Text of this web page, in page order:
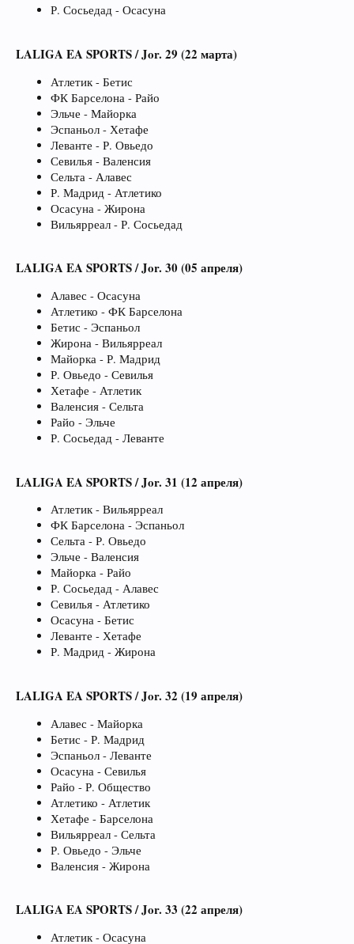
Р. Сосьедад - Осасуна
LALIGA EA SPORTS / Jor. 29 (22 марта)
Атлетик - Бетис
ФК Барселона - Райо
Эльче - Майорка
Эспаньол - Хетафе
Леванте - Р. Овьедо
Севилья - Валенсия
Сельта - Алавес
Р. Мадрид - Атлетико
Осасуна - Жирона
Вильярреал - Р. Сосьедад
LALIGA EA SPORTS / Jor. 30 (05 апреля)
Алавес - Осасуна
Атлетико - ФК Барселона
Бетис - Эспаньол
Жирона - Вильярреал
Майорка - Р. Мадрид
Р. Овьедо - Севилья
Хетафе - Атлетик
Валенсия - Сельта
Райо - Эльче
Р. Сосьедад - Леванте
LALIGA EA SPORTS / Jor. 31 (12 апреля)
Атлетик - Вильярреал
ФК Барселона - Эспаньол
Сельта - Р. Овьедо
Эльче - Валенсия
Майорка - Райо
Р. Сосьедад - Алавес
Севилья - Атлетико
Осасуна - Бетис
Леванте - Хетафе
Р. Мадрид - Жирона
LALIGA EA SPORTS / Jor. 32 (19 апреля)
Алавес - Майорка
Бетис - Р. Мадрид
Эспаньол - Леванте
Осасуна - Севилья
Райо - Р. Общество
Атлетико - Атлетик
Хетафе - Барселона
Вильярреал - Сельта
Р. Овьедо - Эльче
Валенсия - Жирона
LALIGA EA SPORTS / Jor. 33 (22 апреля)
Атлетик - Осасуна